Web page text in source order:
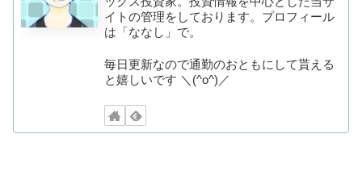
イトの管理をしております。プロフィール
は「ななし」で。
毎日更新なので通勤のおともにして貰える
と嬉しいです ＼(^o^)／